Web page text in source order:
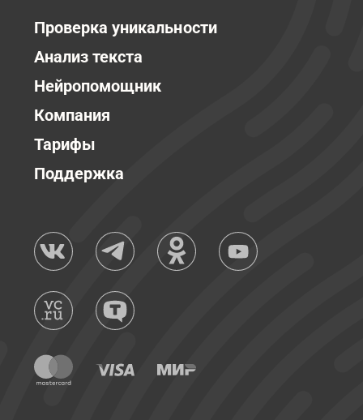
Проверка уникальности
Анализ текста
Нейропомощник
Компания
Тарифы
Поддержка